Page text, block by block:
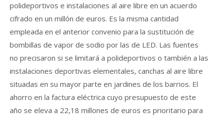
polideportivos e instalaciones al aire libre en un acuerdo
cifrado en un millón de euros. Es la misma cantidad
empleada en el anterior convenio para la sustitución de
bombillas de vapor de sodio por las de LED. Las fuentes
no precisaron si se limitará a polideportivos o también a las
instalaciones deportivas elementales, canchas al aire libre
situadas en su mayor parte en jardines de los barrios. El
ahorro en la factura eléctrica cuyo presupuesto de este
año se eleva a 22,18 millones de euros es prioritario para